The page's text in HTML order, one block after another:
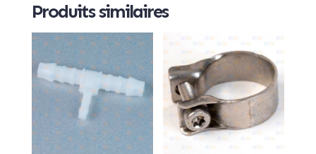
Produits similaires